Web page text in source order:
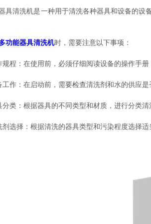
清洗机是一种用于清洗各种器具和设备的设
功能器具清洗机时，需要注意以下事项：
：在使用前，必须仔细阅读设备的操作手册
：在启动前，需要检查清洗剂和水的供应是
：根据器具的不同类型和材质，进行分类清
择：根据清洗的器具类型和污染程度选择适